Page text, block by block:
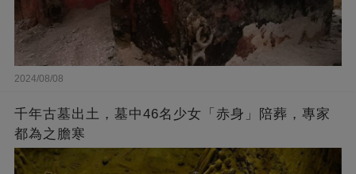
2024/08/08
千年古墓出土，墓中46名少女「赤身」陪葬，專家
都為之膽寒